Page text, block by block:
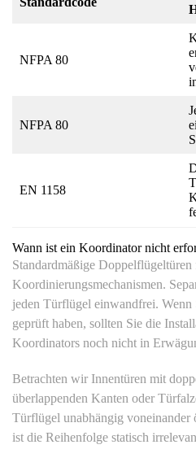
NFPA 80
NFPA 80
EN 1158
Wann ist ein Koordinator nicht
Standardmäßige
Koordinierungsmechanismen.
jeden Türflügel einwandfrei.
geprüft haben, sollten Sie die
Koordinators noch nicht in
Betrachten wir Innentüren mit
überlappenden Kanten oder
Türflügel unabhängig voneinander
ist die Reihenfolge statisch